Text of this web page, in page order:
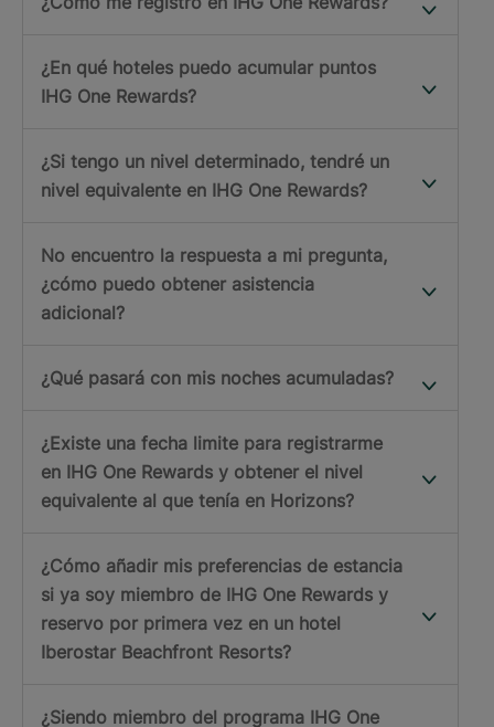
¿En qué hoteles puedo acumular puntos
IHG One Rewards?
¿Si tengo un nivel determinado, tendré un
nivel equivalente en IHG One Rewards?
No encuentro la respuesta a mi pregunta,
¿cómo puedo obtener asistencia
adicional?
¿Qué pasará con mis noches acumuladas?
¿Existe una fecha limite para registrarme
en IHG One Rewards y obtener el nivel
equivalente al que tenía en Horizons?
¿Cómo añadir mis preferencias de estancia
si ya soy miembro de IHG One Rewards y
reservo por primera vez en un hotel
Iberostar Beachfront Resorts?
¿Siendo miembro del programa IHG One